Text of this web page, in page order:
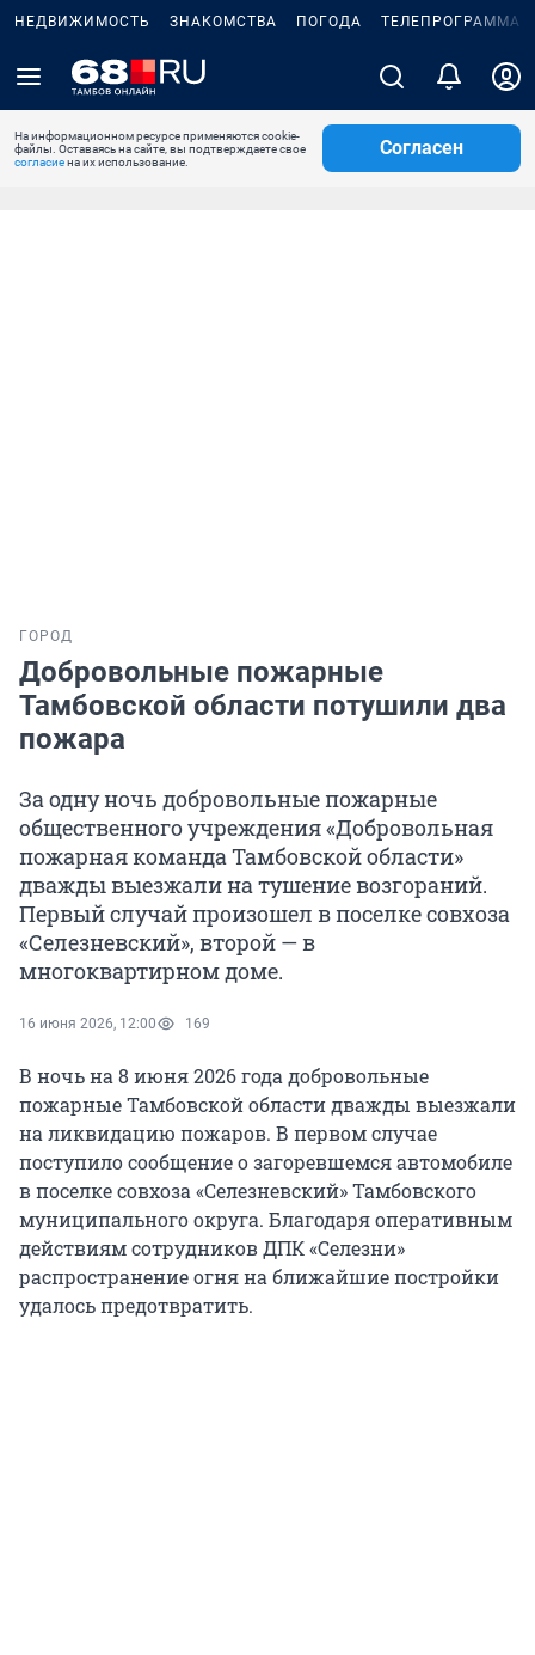
НЕДВИЖИМОСТЬ ЗНАКОМСТВА ПОГОДА ТЕЛЕПРОГРАММА
На информационном ресурсе применяются cookie-
файлы. Оставаясь на сайте, вы подтверждаете свое
согласиена их использование.
Согласен
ГОРОД
Добровольные пожарные
Тамбовской области потушили два
пожара
За одну ночь добровольные пожарные
общественного учреждения «Добровольная
пожарная команда Тамбовской области»
дважды выезжали на тушение возгораний.
Первый случай произошел в поселке совхоза
«Селезневский», второй — в
многоквартирном доме.
16 июня 2026, 12:00 169
В ночь на 8 июня 2026 года добровольные
пожарные Тамбовской области дважды выезжали
на ликвидацию пожаров. В первом случае
поступило сообщение о загоревшемся автомобиле
в поселке совхоза «Селезневский» Тамбовского
муниципального округа. Благодаря оперативным
действиям сотрудников ДПК «Селезни»
распространение огня на ближайшие постройки
удалось предотвратить.